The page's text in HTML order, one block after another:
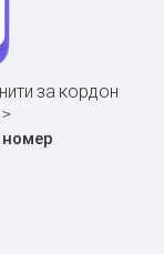
за кордон
номер